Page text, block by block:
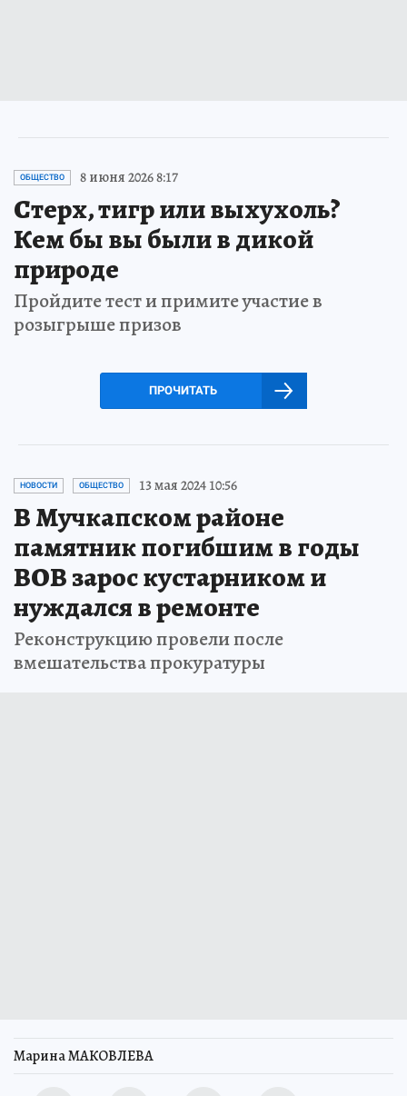
ОБЩЕСТВО 8 июня 2026 8:17
Стерх, тигр или выхухоль?
Кем бы вы были в дикой
природе
Пройдите тест и примите участие в
розыгрыше призов
ПРОЧИТАТЬ
НОВОСТИ ОБЩЕСТВО 13 мая 2024 10:56
В Мучкапском районе
памятник погибшим в годы
ВОВ зарос кустарником и
нуждался в ремонте
Реконструкцию провели после
вмешательства прокуратуры
Марина МАКОВЛЕВА